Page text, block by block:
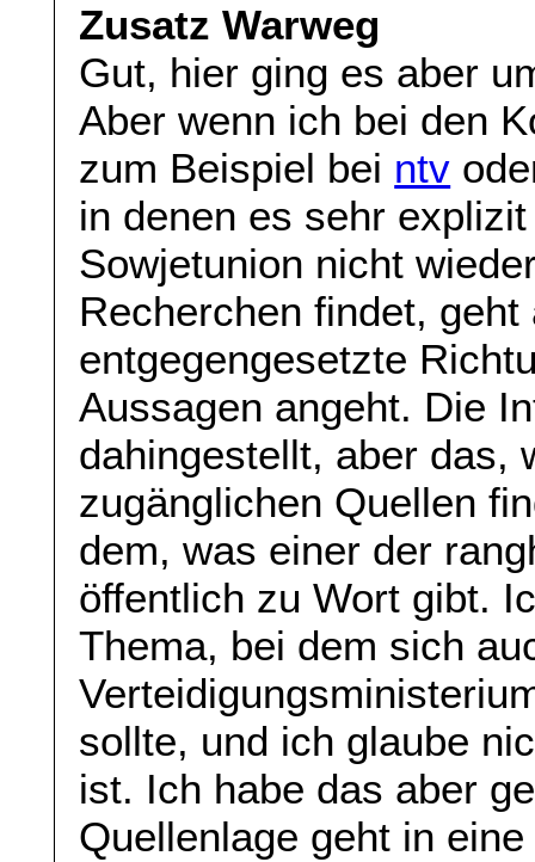
Zusatz Warweg
Gut, hier ging es aber
Aber wenn ich bei den
zum Beispiel bei ntv
in denen es sehr
Sowjetunion nicht
Recherchen findet,
entgegengesetzte
Aussagen angeht. Die
dahingestellt, aber das,
zugänglichen Quellen
dem, was einer der
öffentlich zu Wort gibt.
Thema, bei dem sich
sollte, und ich glaube
ist. Ich habe das aber
Quellenlage geht in